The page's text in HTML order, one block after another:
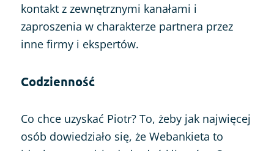
kontakt z zewnętrznymi kanałami i
zaproszenia w charakterze partnera przez
inne firmy i ekspertów.
Codzienność
Co chce uzyskać Piotr? To, żeby jak najwięcej
osób dowiedziało się, że Webankieta to